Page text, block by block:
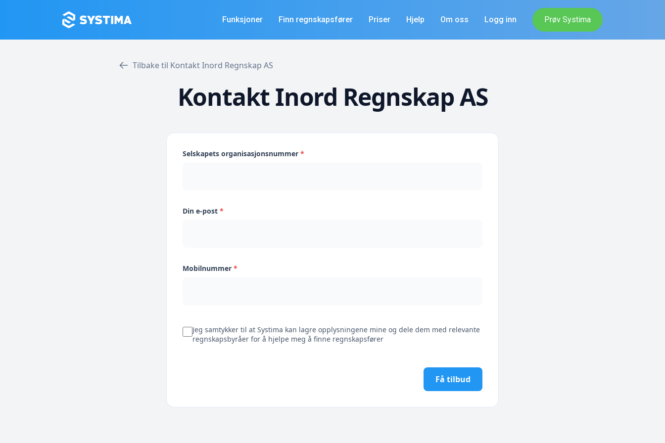
Funksjoner Finn regnskapsfører Priser Hjelp Om oss Logg inn Prøv Systima
Tilbake til Kontakt Inord Regnskap AS
Kontakt Inord Regnskap AS
Selskapets organisasjonsnummer *
Din e-post *
Mobilnummer *
Jeg samtykker til at Systima kan lagre opplysningene mine og dele dem med relevante
regnskapsbyråer for å hjelpe meg å finne regnskapsfører
Få tilbud